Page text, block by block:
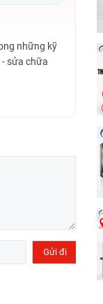
những kỹ
sửa chữa